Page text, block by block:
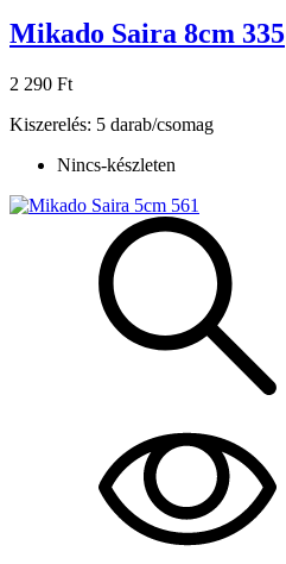
Mikado Saira 8cm 335
2 290 Ft
Kiszerelés: 5 darab/csomag
Nincs-készleten